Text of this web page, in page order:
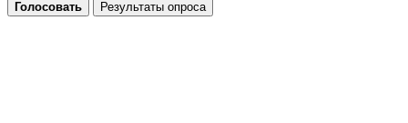
Голосовать Результаты опроса